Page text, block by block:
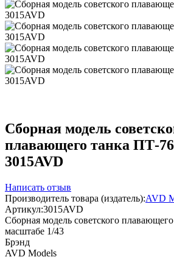
Сборная модель
плавающего танка ПТ-
3015AVD
Написать отзыв
Производитель товара (издатель):AVD
Артикул:3015AVD
Сборная модель советского
масштабе 1/43
Брэнд
AVD Models